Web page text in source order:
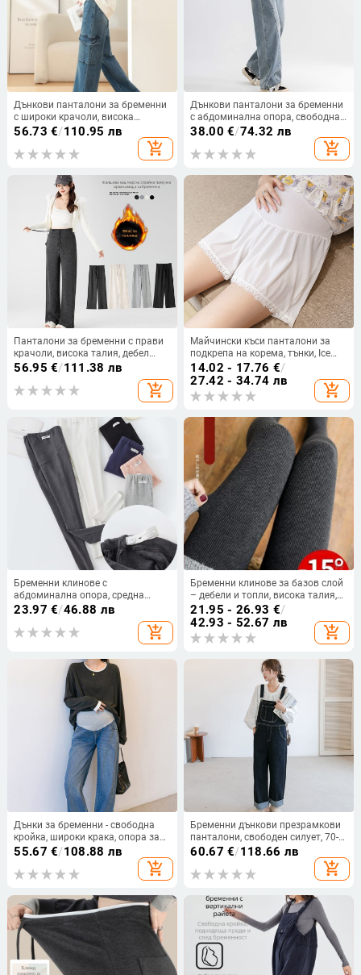
Дънкови панталони за бременни
с широки крачоли, висока
еластичност и подпомагане на
съдържание на спандекс под 30%,
56.73 €/110.95 лв
add_shopping_cart
Дънкови панталони за бременни
с абдоминална опора, свободна
кройка, дължина до глезена,
памук 70–80%, микроеластичен
38.00 €/74.32 лв
add_shopping_cart
Панталони за бременни с прави
крачоли, висока талия, дебел
полиестер-памук, топли за
56.95 €/111.38 лв
add_shopping_cart
Майчински къси панталони за
подкрепа на корема, тънки, Ice
Silk нейлонова смес 87% нейлон,
висока еластичност, висока
талия
14.02 - 17.76 €/
27.42 - 34.74 лв
add_shopping_cart
Бременни клинове с
абдоминална опора, средна
плътност, памук-еластан (90–95%
памук), къс крак, Пролет 2023
23.97 €/46.88 лв
add_shopping_cart
Бременни клинове за базов слой
– дебели и топли, висока талия,
дълги панталони, вискоза 80–
90%
21.95 - 26.93 €/
42.93 - 52.67 лв
add_shopping_cart
Дънки за бременни - свободна
кройка, широки крака, опора за
корема, памук 95%+, есен 2024
55.67 €/108.88 лв
add_shopping_cart
Бременни дънкови презрамкови
панталони, свободен силует, 70-
80% памук, дишащи, нормална
60.67 €/118.66 лв
add_shopping_cart